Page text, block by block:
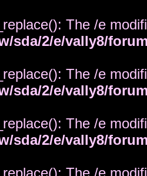
The /e
sda/2/e/vally8/
The /e
sda/2/e/vally8/
The /e
sda/2/e/vally8/
The /e